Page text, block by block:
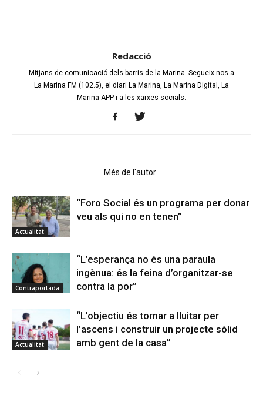
Redacció
Mitjans de comunicació dels barris de la Marina. Segueix-nos a
La Marina FM (102.5), el diari La Marina, La Marina Digital, La
Marina APP i a les xarxes socials.
Més de l'autor
Actualitat
“Foro Social és un programa per donar
veu als qui no en tenen”
Contraportada
“L’esperança no és una paraula
ingènua: és la feina d’organitzar-se
contra la por”
Actualitat
“L’objectiu és tornar a lluitar per
l’ascens i construir un projecte sòlid
amb gent de la casa”